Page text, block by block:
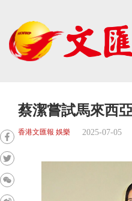
蔡潔嘗試馬來西
香港文匯報 娛樂 2025-07-05